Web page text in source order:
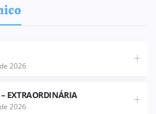
2026
EXTRAORDINÁRIA
2026